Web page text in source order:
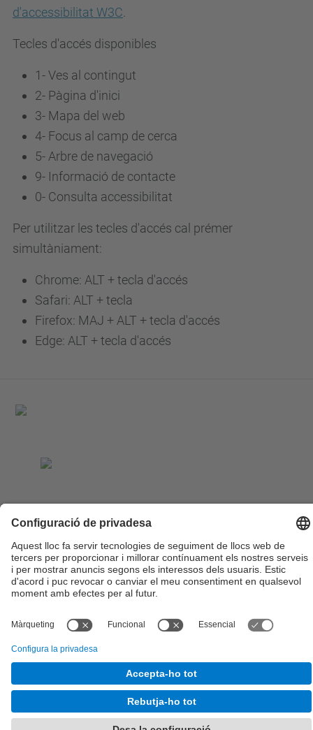
d'accessibilitat W3C
Tecles d'accés disponibles
1- Ves al contingut
2- Pàgina d'inici
3- Mapa del web
4- Focus al camp de cerca
5- Arbre de navegació
9- Informació de contacte
0- Consulta accessibilitat
Per utilitzar les tecles d'accés cal prémer
simultàniament:
Chrome: ALT + tecla d'accés
Safari: ALT + tecla
Firefox: MAJ + ALT + tecla d'accés
Edge: ALT + tecla d'accés
© UPC Departament d'Enginyeria Electrònica
Desenvolupat amb
Avís legal
Configuració de privadesa